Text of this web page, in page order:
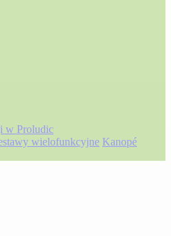
w Proludic
wielofunkcyjne Kanopé